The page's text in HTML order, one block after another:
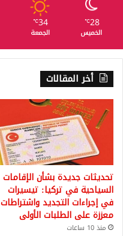
28
℃
الخميس
34
℃
الجمعة
أخر المقالات
تحديثات جديدة بشأن الإقامات
السياحية في تركيا: تيسيرات
في إجراءات التجديد واشتراطات
معززة على الطلبات الأولى
منذ 10 ساعات